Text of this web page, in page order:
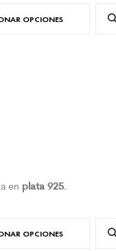
OPCIONES
en plata 925.
OPCIONES